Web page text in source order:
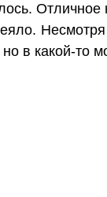
в какой-то